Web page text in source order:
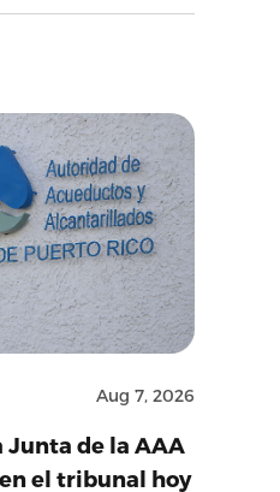
Aug 7, 2026
de la AAA
el tribunal hoy